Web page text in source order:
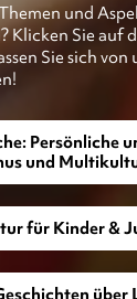
und
Klicken Sie auf
Sie sich von
Persönliche
und
für Kinder &
über